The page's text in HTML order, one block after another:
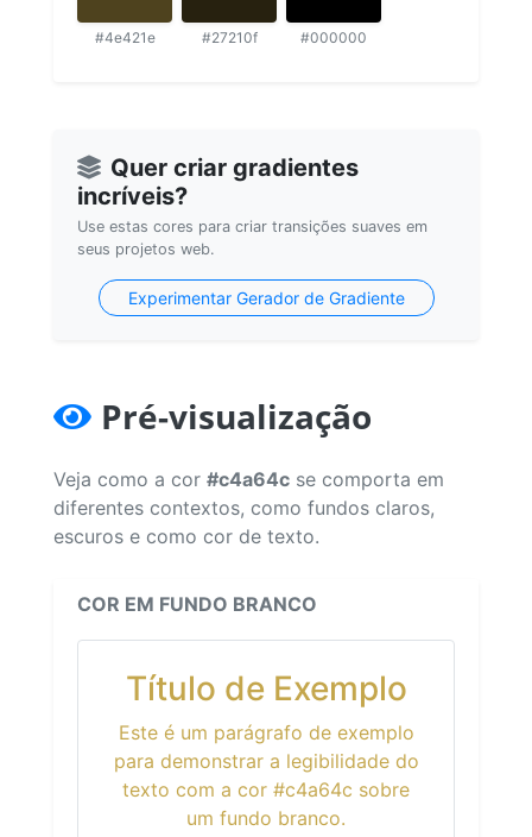
#4e421e #27210f #000000
Quer criar gradientes
incríveis?
Use estas cores para criar transições suaves em
seus projetos web.
Experimentar Gerador de Gradiente
Pré-visualização
Veja como a cor #c4a64c se comporta em
diferentes contextos, como fundos claros,
escuros e como cor de texto.
COR EM FUNDO BRANCO
Título de Exemplo
Este é um parágrafo de exemplo
para demonstrar a legibilidade do
texto com a cor #c4a64c sobre
um fundo branco.